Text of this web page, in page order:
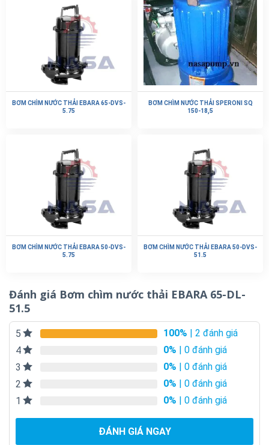
BƠM CHÌM NƯỚC THẢI EBARA 65-DVS-
5.75
BƠM CHÌM NƯỚC THẢI SPERONI SQ
150-18,5
BƠM CHÌM NƯỚC THẢI EBARA 50-DVS-
5.75
BƠM CHÌM NƯỚC THẢI EBARA 50-DVS-
51.5
Đánh giá Bơm chìm nước thải EBARA 65-DL-
51.5
5 100% | 2 đánh giá
4
0% | 0 đánh giá
3
0% | 0 đánh giá
2
0% | 0 đánh giá
1
0% | 0 đánh giá
ĐÁNH GIÁ NGAY